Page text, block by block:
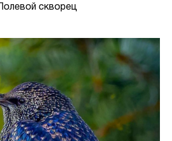
Полевой скворец